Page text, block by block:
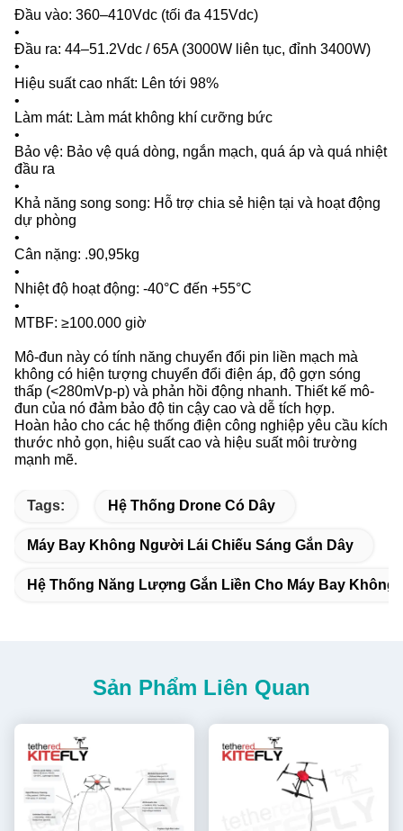
Đầu vào: 360–410Vdc (tối đa 415Vdc)
•
Đầu ra: 44–51.2Vdc / 65A (3000W liên tục, đỉnh 3400W)
•
Hiệu suất cao nhất: Lên tới 98%
•
Làm mát: Làm mát không khí cưỡng bức
•
Bảo vệ: Bảo vệ quá dòng, ngắn mạch, quá áp và quá nhiệt
đầu ra
•
Khả năng song song: Hỗ trợ chia sẻ hiện tại và hoạt động
dự phòng
•
Cân nặng: .90,95kg
•
Nhiệt độ hoạt động: -40°C đến +55°C
•
MTBF: ≥100.000 giờ
Mô-đun này có tính năng chuyển đổi pin liền mạch mà
không có hiện tượng chuyển đổi điện áp, độ gợn sóng
thấp (<280mVp-p) và phản hồi động nhanh. Thiết kế mô-
đun của nó đảm bảo độ tin cậy cao và dễ tích hợp.
Hoàn hảo cho các hệ thống điện công nghiệp yêu cầu kích
thước nhỏ gọn, hiệu suất cao và hiệu suất môi trường
mạnh mẽ.
Tags: Hệ Thống Drone Có Dây
Máy Bay Không Người Lái Chiếu Sáng Gắn Dây
Hệ Thống Năng Lượng Gắn Liền Cho Máy Bay Không
Sản Phẩm Liên Quan